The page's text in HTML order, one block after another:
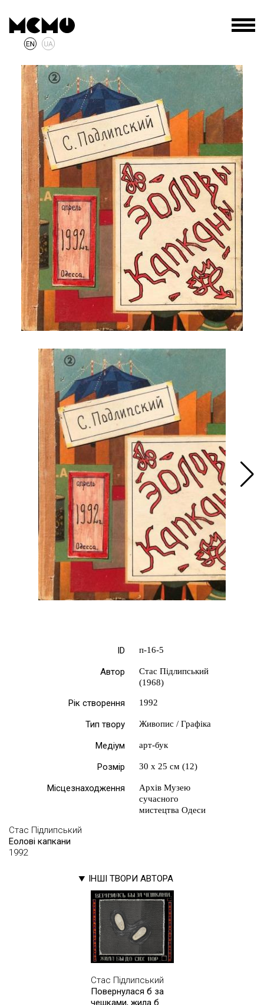
Стас Підлипський
Еолові капкани
1992
ІНШІ ТВОРИ АВТОРА
Стас Підлипський
Повернулася б за
чешками, жила б
ID п-16-5
Автор
Стас Підлипський
(1968)
Рік створення 1992
Тип твору Живопис / Графіка
Медіум арт-бук
Розмір 30 х 25 см (12)
Місцезнаходження
Архів Музею
сучасного
мистецтва Одеси